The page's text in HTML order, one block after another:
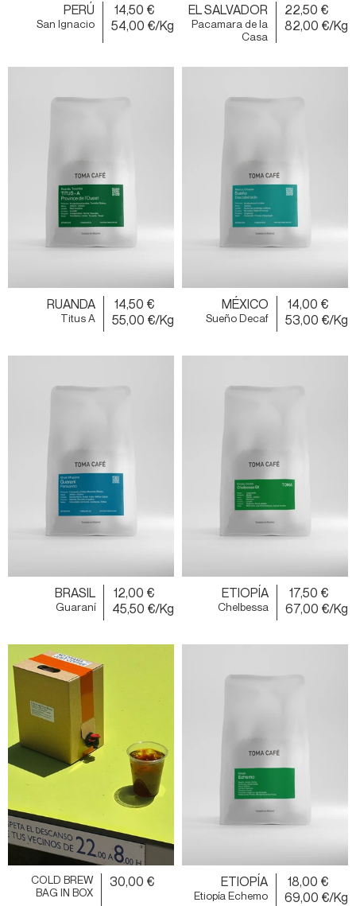
PERÚ
San Ignacio
14,50 €
54,00 €/Kg
EL SALVADOR
Pacamara de la
Casa
22,50 €
82,00 €/Kg
RUANDA
Titus A
14,50 €
55,00 €/Kg
MÉXICO
Sueño Decaf
14,00 €
53,00 €/Kg
BRASIL
Guaraní
12,00 €
45,50 €/Kg
ETIOPÍA
Chelbessa
17,50 €
67,00 €/Kg
COLD BREW
BAG IN BOX
30,00 € ETIOPÍA
Etiopía Echemo
18,00 €
69,00 €/Kg